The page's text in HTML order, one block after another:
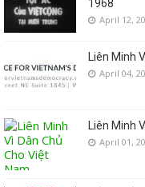
1968
April 12,
Liên Minh
April 04,
Liên Minh
April 01,